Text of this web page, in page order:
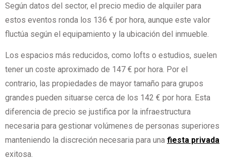
Según datos del sector, el precio medio de alquiler para
estos eventos ronda los 136 € por hora, aunque este valor
fluctúa según el equipamiento y la ubicación del inmueble.
Los espacios más reducidos, como lofts o estudios, suelen
tener un coste aproximado de 147 € por hora. Por el
contrario, las propiedades de mayor tamaño para grupos
grandes pueden situarse cerca de los 142 € por hora. Esta
diferencia de precio se justifica por la infraestructura
necesaria para gestionar volúmenes de personas superiores
manteniendo la discreción necesaria para una fiesta privada
exitosa.